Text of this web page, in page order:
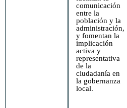
comunicación
entre la
población y la
administración,
y fomentan la
implicación
activa y
representativa
de la
ciudadanía en
la gobernanza
local.